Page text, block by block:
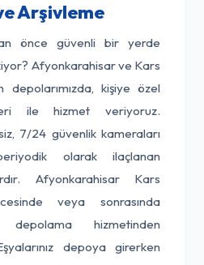
Arşivleme
önce güvenli bir yerde
Afyonkarahisar ve Kars
depolarımızda, kişiye özel
ile hizmet veriyoruz.
7/24 güvenlik kameraları
olarak ilaçlanan
Afyonkarahisar Kars
veya sonrasında
hizmetinden
depoya girerken